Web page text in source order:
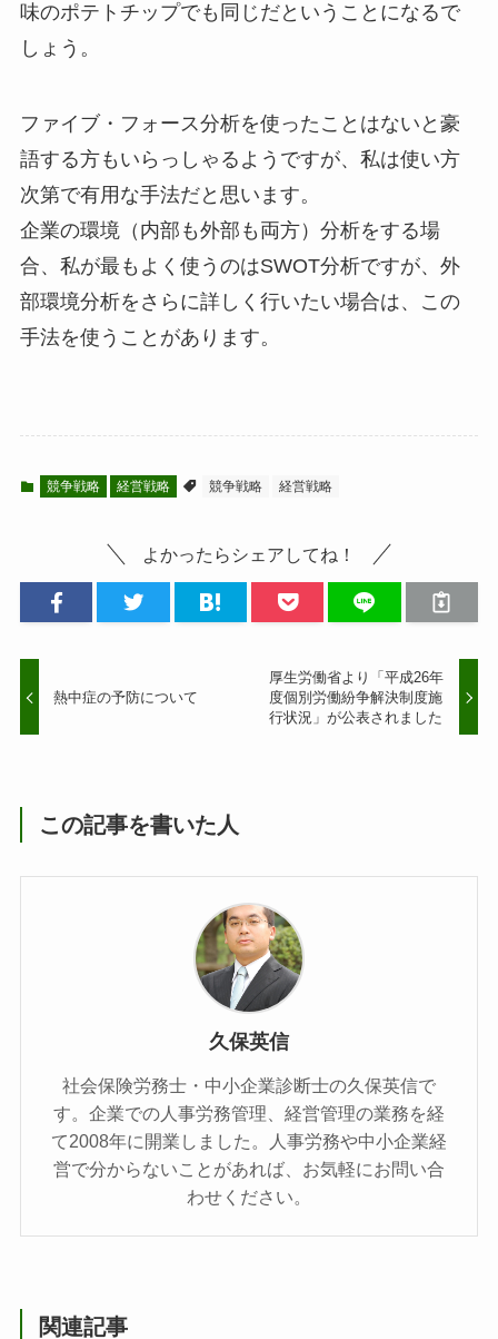
味のポテトチップでも同じだということになるで
しょう。
ファイブ・フォース分析を使ったことはないと豪
語する方もいらっしゃるようですが、私は使い方
次第で有用な手法だと思います。
企業の環境（内部も外部も両方）分析をする場
合、私が最もよく使うのはSWOT分析ですが、外
部環境分析をさらに詳しく行いたい場合は、この
手法を使うことがあります。
競争戦略 経営戦略 競争戦略 経営戦略
よかったらシェアしてね！
熱中症の予防について
厚生労働省より「平成26年
度個別労働紛争解決制度施
行状況」が公表されました
この記事を書いた人
久保英信
社会保険労務士・中小企業診断士の久保英信で
す。企業での人事労務管理、経営管理の業務を経
て2008年に開業しました。人事労務や中小企業経
営で分からないことがあれば、お気軽にお問い合
わせください。
関連記事